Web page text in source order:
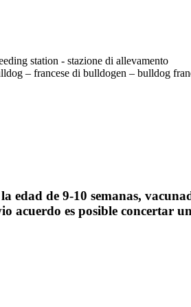
station - stazione di allevamento
– francese di bulldogen – bulldog
edad de 9-10 semanas,
acuerdo es posible concertar